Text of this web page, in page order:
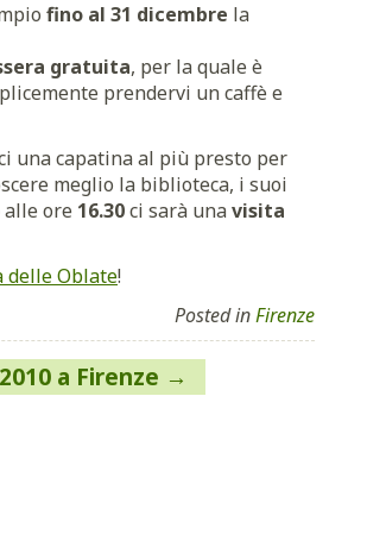
fino al 31 dicembre la
gratuita, per la quale è
prendervi un caffè e
una capatina al più presto per
meglio la biblioteca, i suoi
alle ore 16.30ci sarà unavisita
delle Oblate!
Posted inFirenze
a Firenze